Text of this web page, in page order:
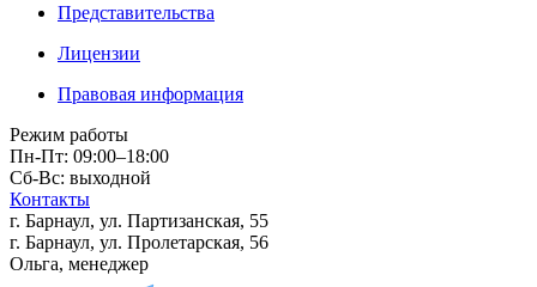
Представительства
Лицензии
Правовая информация
Режим работы
Пн-Пт: 09:00–18:00
Сб-Вс: выходной
Контакты
г. Барнаул, ул. Партизанская, 55
г. Барнаул, ул. Пролетарская, 56
Ольга, менеджер